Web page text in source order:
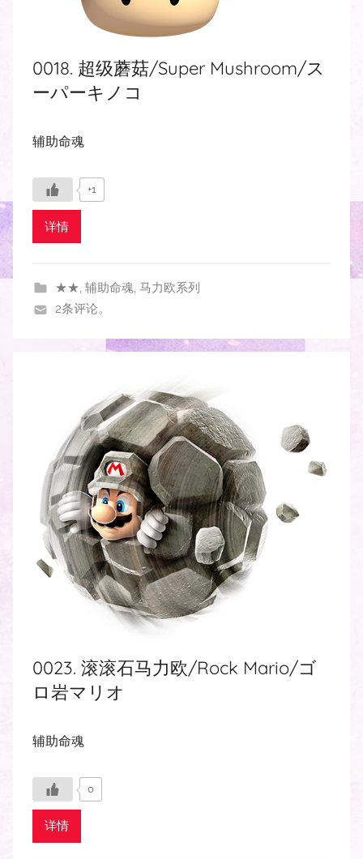
0018. 超级蘑菇/Super Mushroom/ス
ーパーキノコ
辅助命魂
+1
详情
★★, 辅助命魂, 马力欧系列
2条评论。
0023. 滚滚石马力欧/Rock Mario/ゴ
ロ岩マリオ
辅助命魂
0
详情